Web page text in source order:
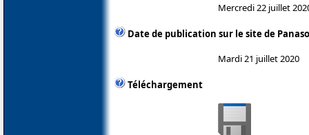
Mercredi 22 juillet
Date de publication sur le site de
Mardi 21 juillet 2020
Téléchargement